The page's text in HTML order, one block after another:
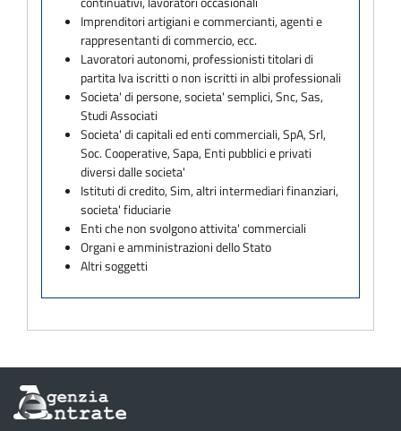
Imprenditori artigiani e commercianti, agenti e
rappresentanti di commercio, ecc.
Lavoratori autonomi, professionisti titolari di
partita Iva iscritti o non iscritti in albi professionali
Societa' di persone, societa' semplici, Snc, Sas,
Studi Associati
Societa' di capitali ed enti commerciali, SpA, Srl,
Soc. Cooperative, Sapa, Enti pubblici e privati
diversi dalle societa'
Istituti di credito, Sim, altri intermediari finanziari,
societa' fiduciarie
Enti che non svolgono attivita' commerciali
Organi e amministrazioni dello Stato
Altri soggetti
Informazioni
sul